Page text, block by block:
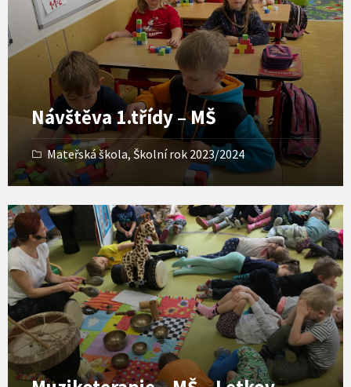
Návštěva 1.třídy – MŠ
Mateřská škola, Školní rok 2023/2024
Open
Gallery